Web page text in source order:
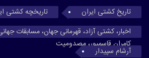
تاریخ کشتی ایران
تاریخچه کشتی
اخبار، کشتی آزاد، قهرمانی جهان، مسابقات
کامران قاسمپور، مصدومیت
آرشام سپیدار